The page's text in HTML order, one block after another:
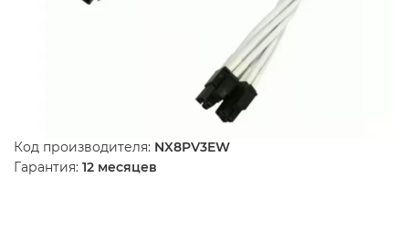
Код производителя: NX8PV3EW
Гарантия: 12 месяцев